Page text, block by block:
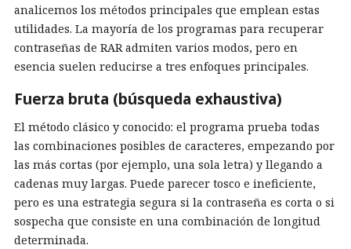
analicemos los métodos principales que emplean estas
utilidades. La mayoría de los programas para recuperar
contraseñas de RAR admiten varios modos, pero en
esencia suelen reducirse a tres enfoques principales.
Fuerza bruta (búsqueda exhaustiva)
El método clásico y conocido: el programa prueba todas
las combinaciones posibles de caracteres, empezando por
las más cortas (por ejemplo, una sola letra) y llegando a
cadenas muy largas. Puede parecer tosco e ineficiente,
pero es una estrategia segura si la contraseña es corta o si
sospecha que consiste en una combinación de longitud
determinada.